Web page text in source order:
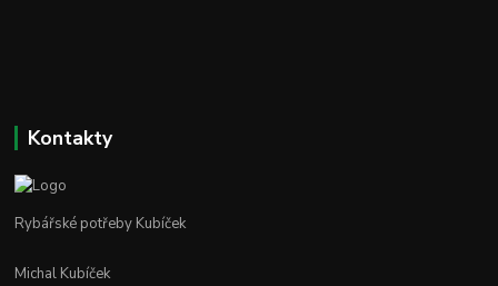
Kontakty
Rybářské potřeby Kubíček
Michal Kubíček